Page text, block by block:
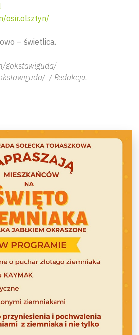
osir.olsztyn/
– świetlica.
gokstawiguda/
/ Redakcja.